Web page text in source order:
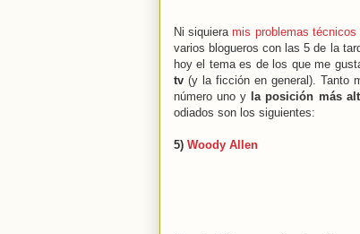
Ni siquieramis problemas técnicos
varios blogueros con las 5 de la
hoy el tema es de los que me
tv (y la ficción en general). Tanto
número uno y la posición más
odiados son los siguientes:
5) Woody Allen